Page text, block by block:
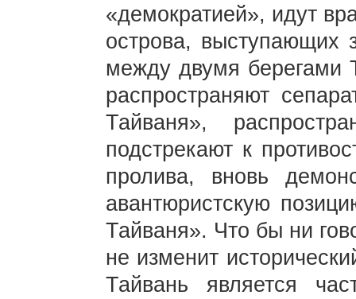
«демократией», идут
острова, выступающих
между двумя берегами
распространяют
Тайваня»,
подстрекают к
пролива, вновь
авантюристскую
Тайваня». Что бы ни
не изменит
Тайвань является